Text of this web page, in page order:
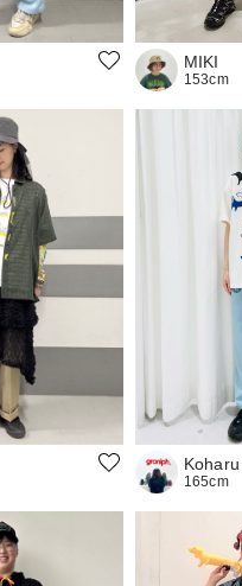
MIKI
153cm
Koharu
165cm